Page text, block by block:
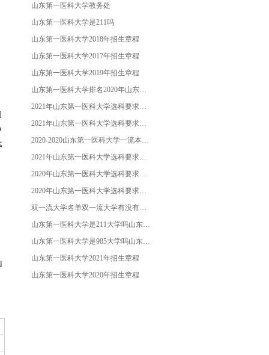
山东第一医科大学教务处
山东第一医科大学是211吗
山东第一医科大学2018年招生章程
山东第一医科大学2017年招生章程
山东第一医科大学2019年招生章程
山东第一医科大学排名2020年山东第一医科大学招生章程发布
2021年山东第一医科大学选科要求对照表（在江苏招生专业）
2021年山东第一医科大学选科要求对照表（在辽宁招生专业）
2020-2020山东第一医科大学一流本科专业建设点名单18个（国家级
2021年山东第一医科大学选科要求对照表（在湖北招生）
2020年山东第一医科大学选科要求对照表（在北京招生专业）
2020年山东第一医科大学选科要求对照表（在山东招生专业）
双一流大学名单双一流大学有没有包含山东第一医科大学
山东第一医科大学是211大学吗山东第二医科大学是哪个大学
山东第一医科大学是985大学吗山东985大学名单
山东第一医科大学2021年招生章程
山东第一医科大学2020年招生章程